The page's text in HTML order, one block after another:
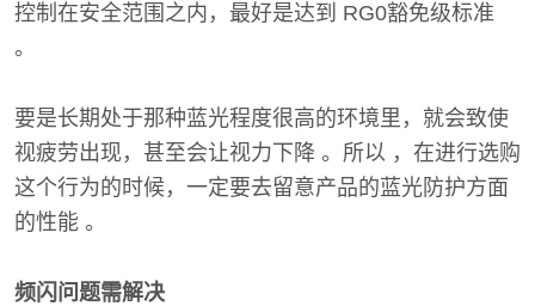
控制在安全范围之内，最好是达到 RG0豁免级标准
。
要是长期处于那种蓝光程度很高的环境里，就会致使
视疲劳出现，甚至会让视力下降 。所以 ，在进行选购
这个行为的时候，一定要去留意产品的蓝光防护方面
的性能 。
频闪问题需解决